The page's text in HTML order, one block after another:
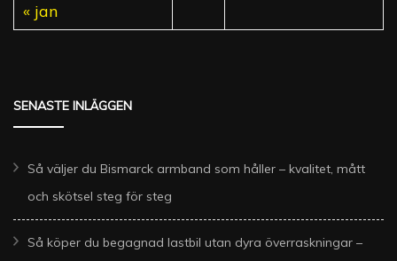
« jan
SENASTE INLÄGGEN
Så väljer du Bismarck armband som håller – kvalitet, mått
och skötsel steg för steg
Så köper du begagnad lastbil utan dyra överraskningar –